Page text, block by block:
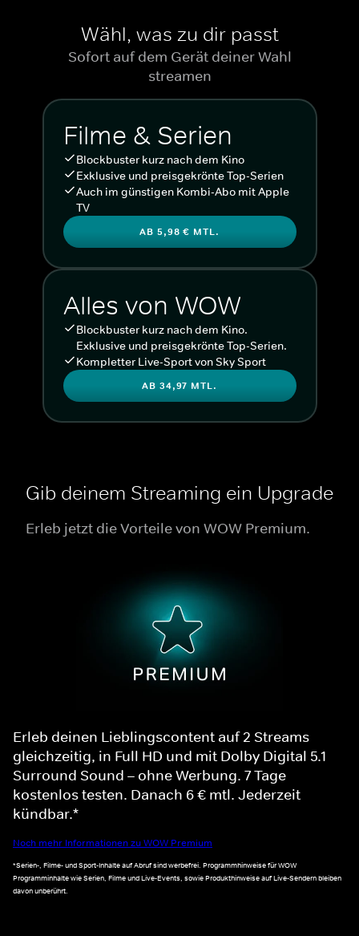
Wähl, was zu dir passt
Sofort auf dem Gerät deiner Wahl
streamen
Filme & Serien
Blockbuster kurz nach dem Kino
Exklusive und preisgekrönte Top-Serien
Auch im günstigen Kombi-Abo mit Apple
TV
AB 5,98 € MTL.
Alles von WOW
Blockbuster kurz nach dem Kino.
Exklusive und preisgekrönte Top-Serien.
Kompletter Live-Sport von Sky Sport
AB 34,97 MTL.
Gib deinem Streaming ein Upgrade
Erleb jetzt die Vorteile von WOW Premium.
Erleb deinen Lieblingscontent auf 2 Streams
gleichzeitig, in Full HD und mit Dolby Digital 5.1
Surround Sound – ohne Werbung. 7 Tage
kostenlos testen. Danach 6 € mtl. Jederzeit
kündbar.*
Noch mehr Informationen zu WOW Premium
*Serien-, Filme- und Sport-Inhalte auf Abruf sind werbefrei. Programmhinweise für WOW
Programminhalte wie Serien, Filme und Live-Events, sowie Produkthinweise auf Live-Sendern bleiben
davon unberührt.